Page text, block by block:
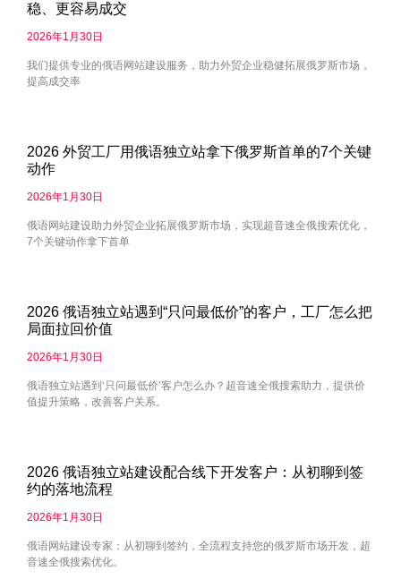
稳、更容易成交
2026年1月30日
我们提供专业的俄语网站建设服务，助力外贸企业稳健拓展俄罗斯市场，
提高成交率
2026 外贸工厂用俄语独立站拿下俄罗斯首单的7个关键
动作
2026年1月30日
俄语网站建设助力外贸企业拓展俄罗斯市场，实现超音速全俄搜索优化，
7个关键动作拿下首单
2026 俄语独立站遇到“只问最低价”的客户，工厂怎么把
局面拉回价值
2026年1月30日
俄语独立站遇到‘只问最低价’客户怎么办？超音速全俄搜索助力，提供价
值提升策略，改善客户关系。
2026 俄语独立站建设配合线下开发客户：从初聊到签
约的落地流程
2026年1月30日
俄语网站建设专家：从初聊到签约，全流程支持您的俄罗斯市场开发，超
音速全俄搜索优化。